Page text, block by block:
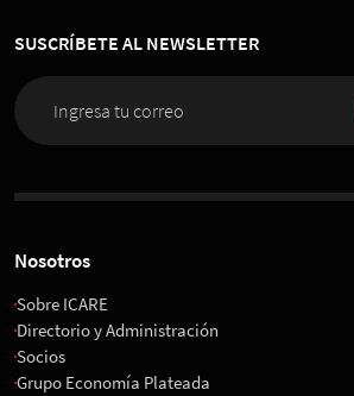
SUSCRÍBETE AL NEWSLETTER
Nosotros
Sobre ICARE
Directorio y Administración
Socios
Grupo Economía Plateada